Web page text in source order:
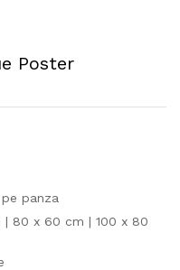
Poster
panza
| 80 x 60 cm | 100 x 80